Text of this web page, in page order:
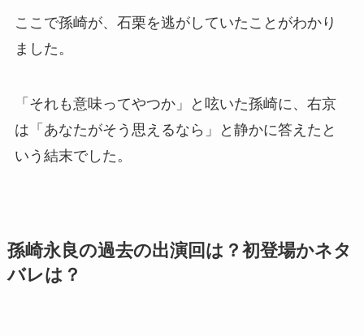
ここで孫崎が、石栗を逃がしていたことがわかり
ました。
「それも意味ってやつか」と呟いた孫崎に、右京
は「あなたがそう思えるなら」と静かに答えたと
いう結末でした。
孫崎永良の過去の出演回は？初登場かネタ
バレは？